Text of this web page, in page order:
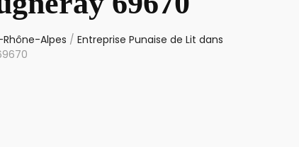
Alpes / Entreprise Punaise de Lit dans